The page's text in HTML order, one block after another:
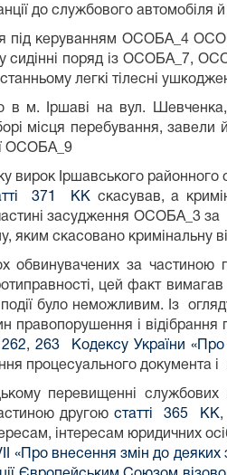
до службового автомобіля
під керуванням ОСОБА_4
поряд із ОСОБА_7,
легкі тілесні
в м. Іршаві на вул.
місця перебування, завели
ОСОБА_9
вирок Іршавського районного
371 КК скасував, а
засудження ОСОБА_3
скасовано кримінальну
обвинувачених за частиною
цей факт
було неможливим. Із
правопорушення і
262,263 Кодексу України «Про
процесуального документа
перевищенні
другоюстатті 365 КК,
інтересам юридичних
внесення змін до деяких